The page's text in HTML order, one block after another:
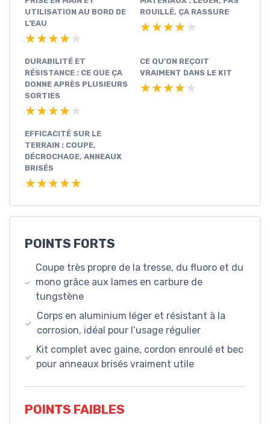
UTILISATION AU BORD DE
L’EAU
★★★★★
★★★★★
ROUILLÉ, ÇA RASSURE
★★★★★
★★★★★
DURABILITÉ ET
RÉSISTANCE : CE QUE ÇA
DONNE APRÈS PLUSIEURS
SORTIES
★★★★★
★★★★★
CE QU’ON REÇOIT
VRAIMENT DANS LE KIT
★★★★★
★★★★★
EFFICACITÉ SUR LE
TERRAIN : COUPE,
DÉCROCHAGE, ANNEAUX
BRISÉS
★★★★★
★★★★★
POINTS FORTS
Coupe très propre de la tresse, du fluoro et du
mono grâce aux lames en carbure de
tungstène
Corps en aluminium léger et résistant à la
corrosion, idéal pour l’usage régulier
Kit complet avec gaine, cordon enroulé et bec
pour anneaux brisés vraiment utile
POINTS FAIBLES